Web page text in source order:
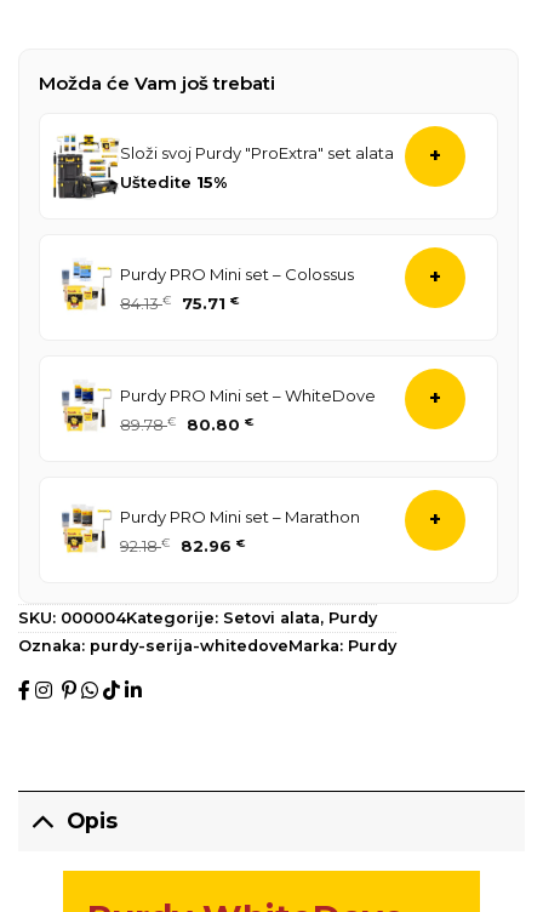
Možda će Vam još trebati
Složi svoj Purdy "ProExtra" set alata
Uštedite 15%
+
Purdy PRO Mini set – Colossus
84.13€
Izvorna
84.13 €.
75.71 €Trenutna
+
Purdy PRO Mini set – WhiteDove
89.78€
Izvorna
89.78 €.
80.80 €Trenutna
+
Purdy PRO Mini set – Marathon
92.18€
Izvorna
je:
92.18 €.
82.96 €Trenutna
82.96 €.
+
SKU: 000004Kategorije: Setovi alata, Purdy
Oznaka: purdy-serija-whitedoveMarka: Purdy
Opis